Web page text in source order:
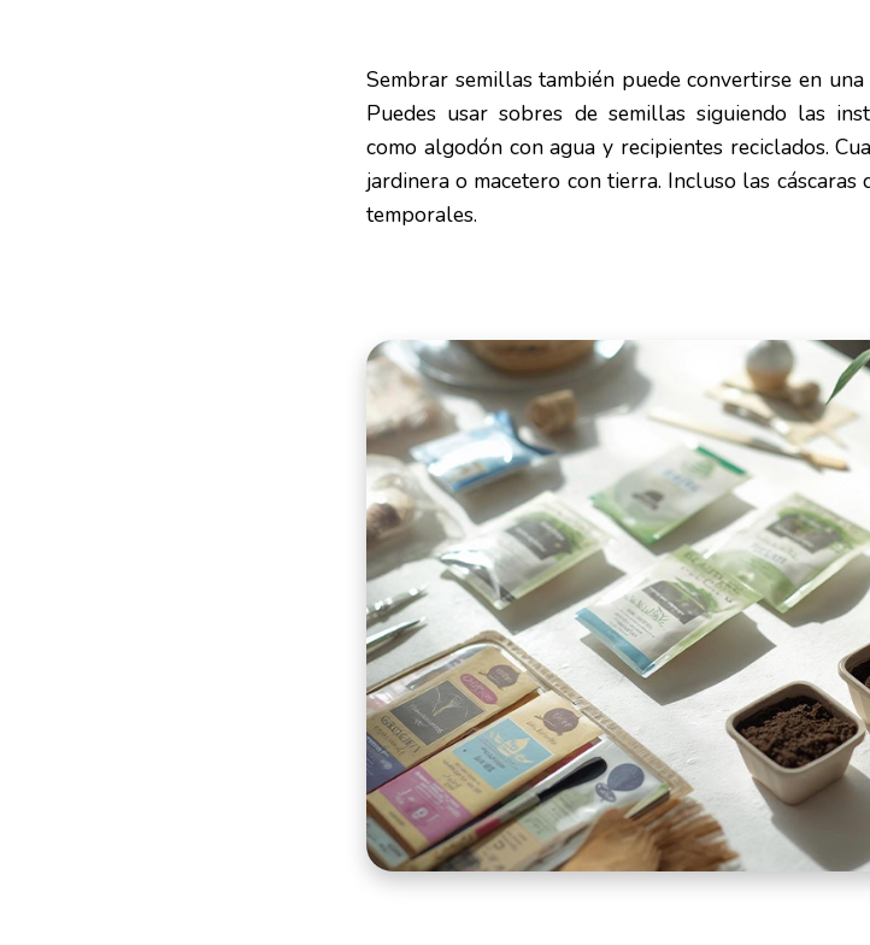
Sembrar semillas también puede convertirse en
Puedes usar sobres de semillas siguiendo las
como algodón con agua y recipientes reciclados.
jardinera o macetero con tierra. Incluso las
temporales.